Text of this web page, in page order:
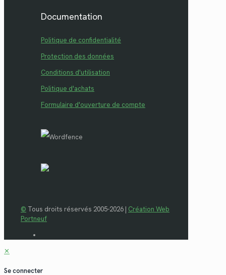
Documentation
Politique de confidentialité
Protection des données
Conditions d'utilisation
Politique d'achats
Formulaire d'ouverture de compte
© Tous droits réservés 2005-2026 | Création Web
Portneuf
✕
Se connecter